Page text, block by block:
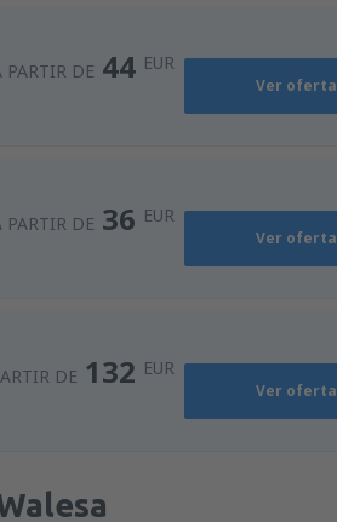
PARTIR DE 44 EUR
Ver oferta
PARTIR DE 36 EUR
Ver oferta
DE 132 EUR
Ver oferta